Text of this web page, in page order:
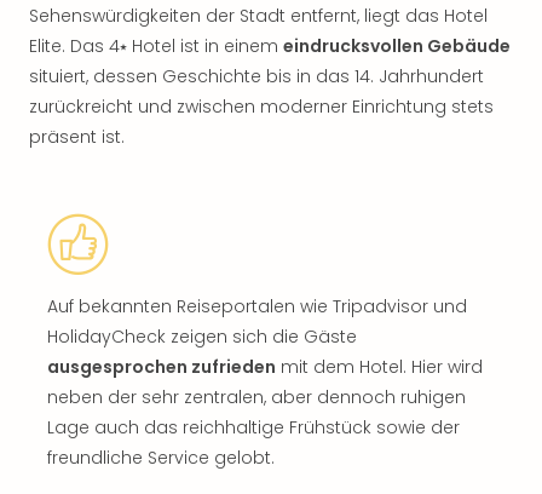
Sehenswürdigkeiten der Stadt entfernt, liegt das Hotel
Elite. Das 4⭑ Hotel ist in einem eindrucksvollen Gebäude
situiert, dessen Geschichte bis in das 14. Jahrhundert
zurückreicht und zwischen moderner Einrichtung stets
präsent ist.
Auf bekannten Reiseportalen wie Tripadvisor und
HolidayCheck zeigen sich die Gäste
ausgesprochen zufrieden mit dem Hotel. Hier wird
neben der sehr zentralen, aber dennoch ruhigen
Lage auch das reichhaltige Frühstück sowie der
freundliche Service gelobt.